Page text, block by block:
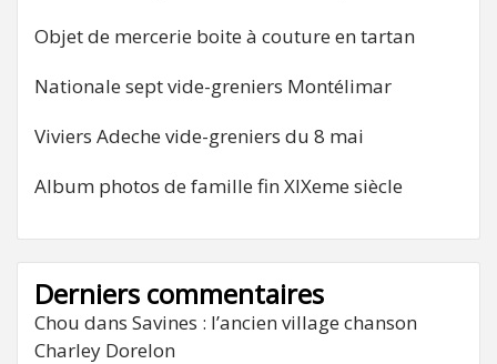
Objet de mercerie boite à couture en tartan
Nationale sept vide-greniers Montélimar
Viviers Adeche vide-greniers du 8 mai
Album photos de famille fin XIXeme siècle
Derniers commentaires
Chou dans Savines : l’ancien village chanson
Charley Dorelon